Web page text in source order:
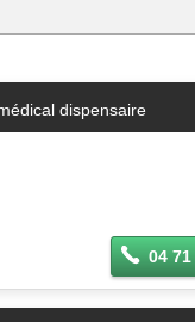
dispensaire
04